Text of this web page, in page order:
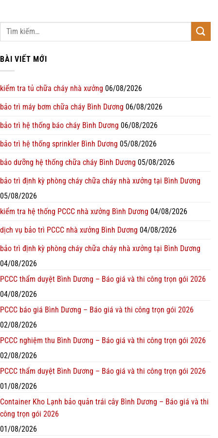
BÀI VIẾT MỚI
kiểm tra tủ chữa cháy nhà xưởng 06/08/2026
bảo trì máy bơm chữa cháy Bình Dương 06/08/2026
bảo trì hệ thống báo cháy Bình Dương 06/08/2026
bảo trì hệ thống sprinkler Bình Dương 05/08/2026
bảo dưỡng hệ thống chữa cháy Bình Dương 05/08/2026
bảo trì định kỳ phòng cháy chữa cháy nhà xưởng tại Bình Dương
05/08/2026
kiểm tra hệ thống PCCC nhà xưởng Bình Dương 04/08/2026
dịch vụ bảo trì PCCC nhà xưởng Bình Dương 04/08/2026
bảo trì định kỳ phòng cháy chữa cháy nhà xưởng tại Bình Dương
04/08/2026
PCCC thẩm duyệt Bình Dương – Báo giá và thi công trọn gói 2026
04/08/2026
PCCC báo giá Bình Dương – Báo giá và thi công trọn gói 2026
02/08/2026
PCCC nghiệm thu Bình Dương – Báo giá và thi công trọn gói 2026
02/08/2026
PCCC thẩm duyệt Bình Dương – Báo giá và thi công trọn gói 2026
01/08/2026
Container Kho Lạnh bảo quản trái cây Bình Dương – Báo giá và thi
công trọn gói 2026
01/08/2026